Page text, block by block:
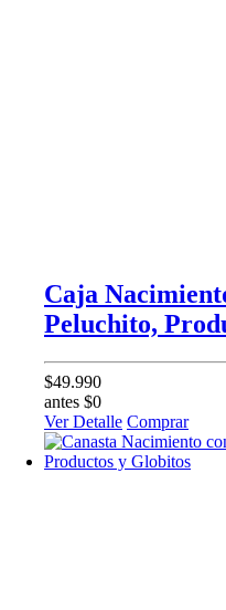
Caja
Peluchito,
$49.990
antes $0
Ver Detalle Comprar